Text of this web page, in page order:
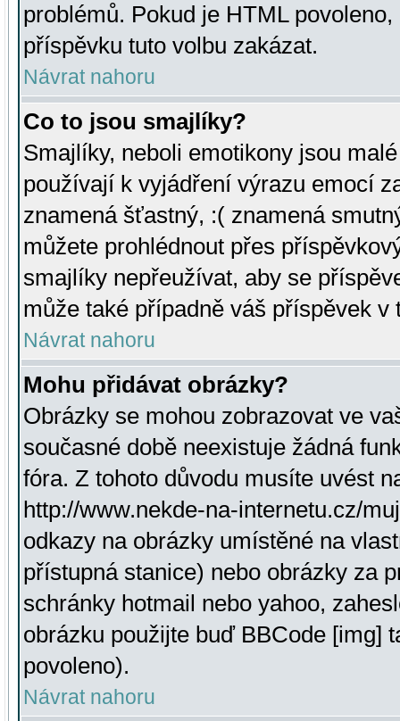
problémů. Pokud je HTML
příspěvku tuto volbu zakázat.
Návrat nahoru
Co to jsou smajlíky?
Smajlíky, neboli emotikony jsou
používají k vyjádření výrazu emocí
znamená šťastný, :( znamená
můžete prohlédnout přes
smajlíky nepřeužívat, aby se
může také případně váš příspěvek v
Návrat nahoru
Mohu přidávat obrázky?
Obrázky se mohou zobrazovat ve
současné době neexistuje žádná
fóra. Z tohoto důvodu musíte uvést
http://www.nekde-na-internetu.cz/
odkazy na obrázky umístěné na
přístupná stanice) nebo obrázky za
schránky hotmail nebo yahoo,
obrázku použijte buď BBCode [img]
povoleno).
Návrat nahoru